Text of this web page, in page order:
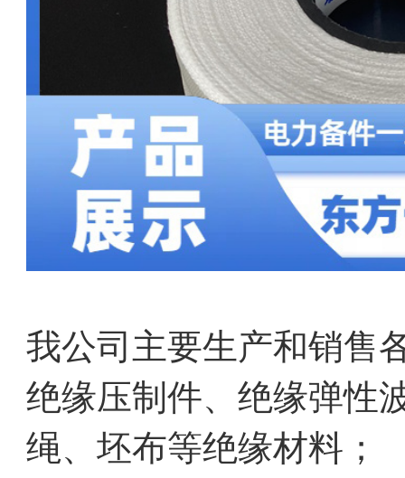
我公司主要生产和销售
绝缘压制件、绝缘弹性
绳、坯布等绝缘材料；